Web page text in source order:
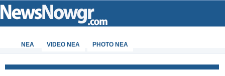
ΝΕΑ VIDEO NEA PHOTO NEA